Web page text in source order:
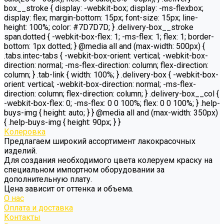
box__stroke { display: -webkit-box; display: -ms-flexbox;
display: flex; margin-bottom: 15px; font-size: 15px; line-
height: 100%; color: #7D7D7D; } .delivery-box__stroke
span.dotted { -webkit-box-flex: 1; -ms-flex: 1; flex: 1; border-
bottom: 1px dotted; } @media all and (max-width: 500px) {
.tabs.intec-tabs { -webkit-box-orient: vertical; -webkit-box-
direction: normal; -ms-flex-direction: column; flex-direction:
column; } .tab-link { width: 100%; } .delivery-box { -webkit-box-
orient: vertical; -webkit-box-direction: normal; -ms-flex-
direction: column; flex-direction: column; } .delivery-box__col {
-webkit-box-flex: 0; -ms-flex: 0 0 100%; flex: 0 0 100%; } .help-
buys-img { height: auto; } } @media all and (max-width: 350px)
{ .help-buys-img { height: 90px; } }
Колеровка
Предлагаем широкий ассортимент лакокрасочных
изделий.
Для создания необходимого цвета колеруем краску на
специальном импортном оборудовании за
дополнительную плату.
Цена зависит от оттенка и объема.
О нас
Оплата и доставка
Контакты